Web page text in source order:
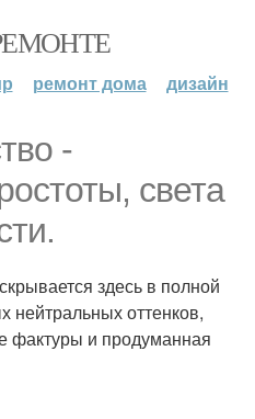
ремонт дома дизайн
-
света
здесь в полной
нейтральных оттенков,
фактуры и продуманная